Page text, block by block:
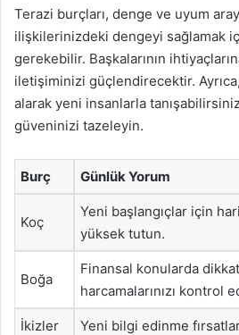
Terazi burçları, denge ve uyum
ilişkilerinizdeki dengeyi sağlamak
gerekebilir. Başkalarının
iletişiminizi güçlendirecektir.
alarak yeni insanlarla
güveninizi tazeleyin.
Burç Günlük Yorum
Koç
Yeni başlangıçlar için
yüksek tutun.
Boğa
Finansal konularda
harcamalarınızı kontrol
İkizler Yeni bilgi edinme